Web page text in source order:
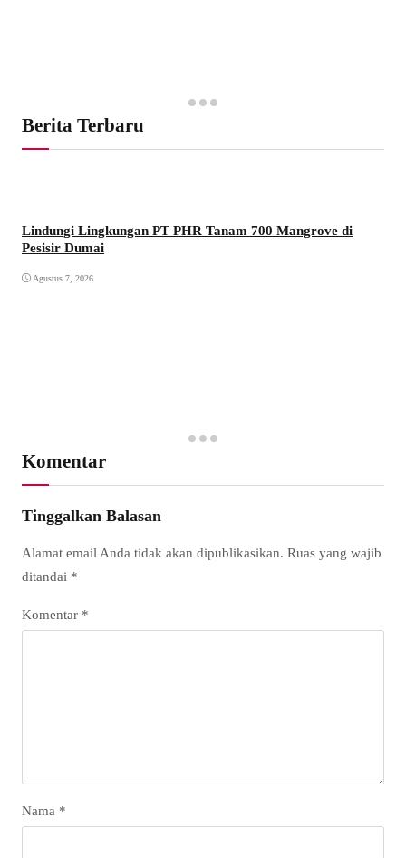
Berita Terbaru
Lindungi Lingkungan PT PHR Tanam 700 Mangrove di
Pesisir Dumai
Agustus 7, 2026
Komentar
Tinggalkan Balasan
Alamat email Anda tidak akan dipublikasikan. Ruas yang wajib
ditandai *
Komentar *
Nama *